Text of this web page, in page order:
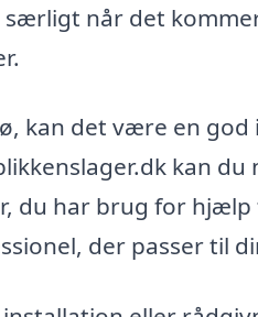
når det
kan det være en
kan du
du har brug for hjælp
der passer til